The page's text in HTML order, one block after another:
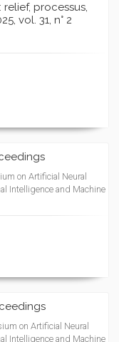
processus,
vol. 31, n° 2
on Artificial Neural
Intelligence and Machine
on Artificial Neural
Intelligence and Machine